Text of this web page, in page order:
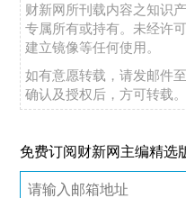
财新网所刊载内容之知识
专属所有或持有。未经许
建立镜像等任何使用。
如有意愿转载，请发邮件至
确认及授权后，方可转载。
免费订阅财新网主编精选